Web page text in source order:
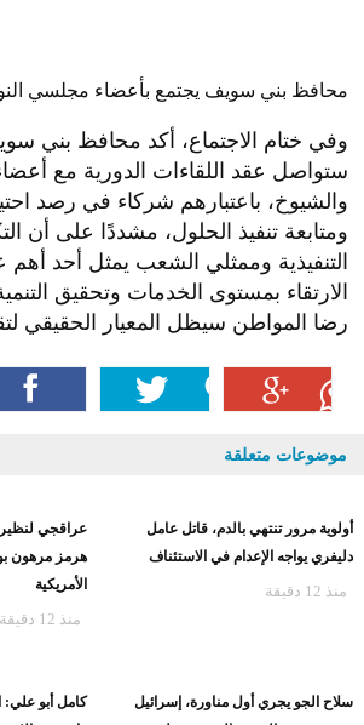
محافظ بني سويف يجتمع بأعضاء مجلسي
وفي ختام الاجتماع، أكد محافظ بني
ستواصل عقد اللقاءات الدورية مع
والشيوخ، باعتبارهم شركاء في رصد
ومتابعة تنفيذ الحلول، مشددًا على أن
التنفيذية وممثلي الشعب يمثل أحد
الارتقاء بمستوى الخدمات وتحقيق
رضا المواطن سيظل المعيار الحقيقي
موضوعات متعلقة
أولوية مرور تنتهي بالدم، قاتل عامل
دليفري يواجه الإعدام في الاستئناف
منذ 12 دقيقة
عراقجي
هرمز مرهون
الأمريكية
منذ 12 دقيقة
سلاح الجو يجري أول مناورة، إسرائيل
كامل أبو علي: